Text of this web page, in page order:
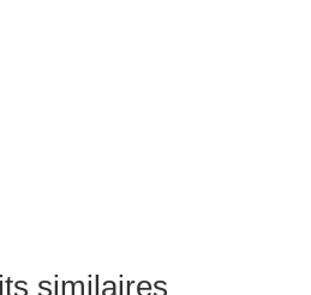
similaires